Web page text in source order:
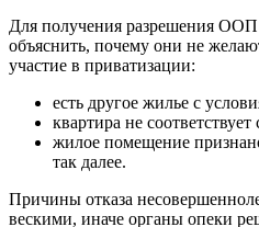
Для получения разрешения ООП
объяснить, почему они не
участие в приватизации:
есть другое жилье с
квартира не
жилое помещение
так далее.
Причины отказа
вескими, иначе органы опеки